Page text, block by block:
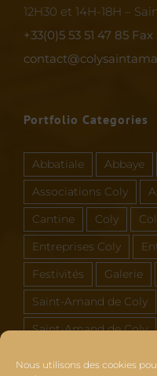
Nous utilisons des cookies
12H30 et 14H-18H –
+33(0)5 53 51 47 85 Fax
Portfolio Categories
Abbatiale Abbaye
Associations Coly
Cantine Coly
Entreprises Coly
Festivités Galerie
Saint-Amand de Coly
Saint-Amand de Coly